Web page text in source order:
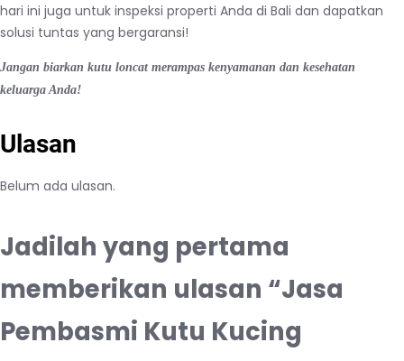
hari ini juga untuk inspeksi properti Anda di Bali dan dapatkan
solusi tuntas yang bergaransi!
Jangan biarkan kutu loncat merampas kenyamanan dan kesehatan
keluarga Anda!
Ulasan
Belum ada ulasan.
Jadilah yang pertama
memberikan ulasan “Jasa
Pembasmi Kutu Kucing